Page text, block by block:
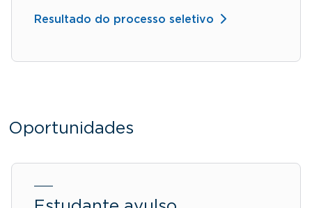
Resultado do processo seletivo
Oportunidades